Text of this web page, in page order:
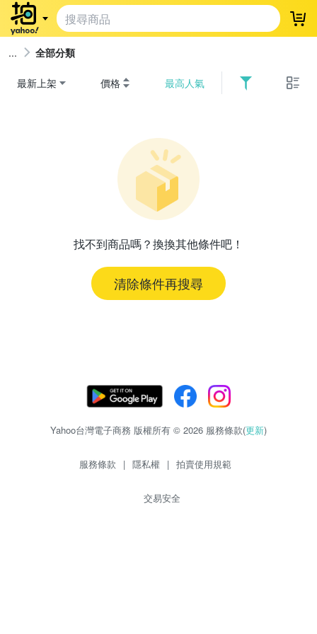
登
全部分類
最新上架 價格 最高人氣
找不到商品嗎？換換其他條件吧！
清除條件再搜尋
Yahoo台灣電子商務 版權所有 © 2026 服務條款(更新)
服務條款 | 隱私權 | 拍賣使用規範
交易安全